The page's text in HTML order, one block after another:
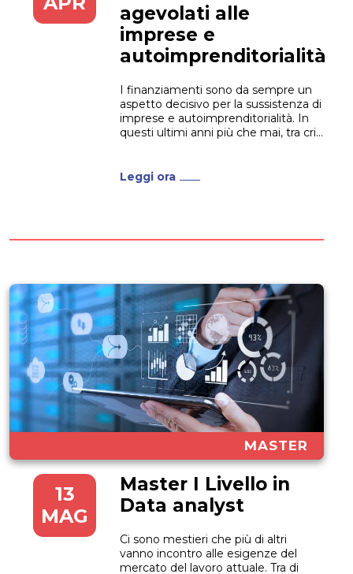
agevolati alle
imprese e
autoimprenditorialità
I finanziamenti sono da sempre un
aspetto decisivo per la sussistenza di
imprese e autoimprenditorialità. In
questi ultimi anni più che mai, tra crisi
stringere i denti, e cercare di
Leggi ora
MASTER
13
MAG
Master I Livello in
Data analyst
Ci sono mestieri che più di altri
vanno incontro alle esigenze del
mercato del lavoro attuale. Tra di